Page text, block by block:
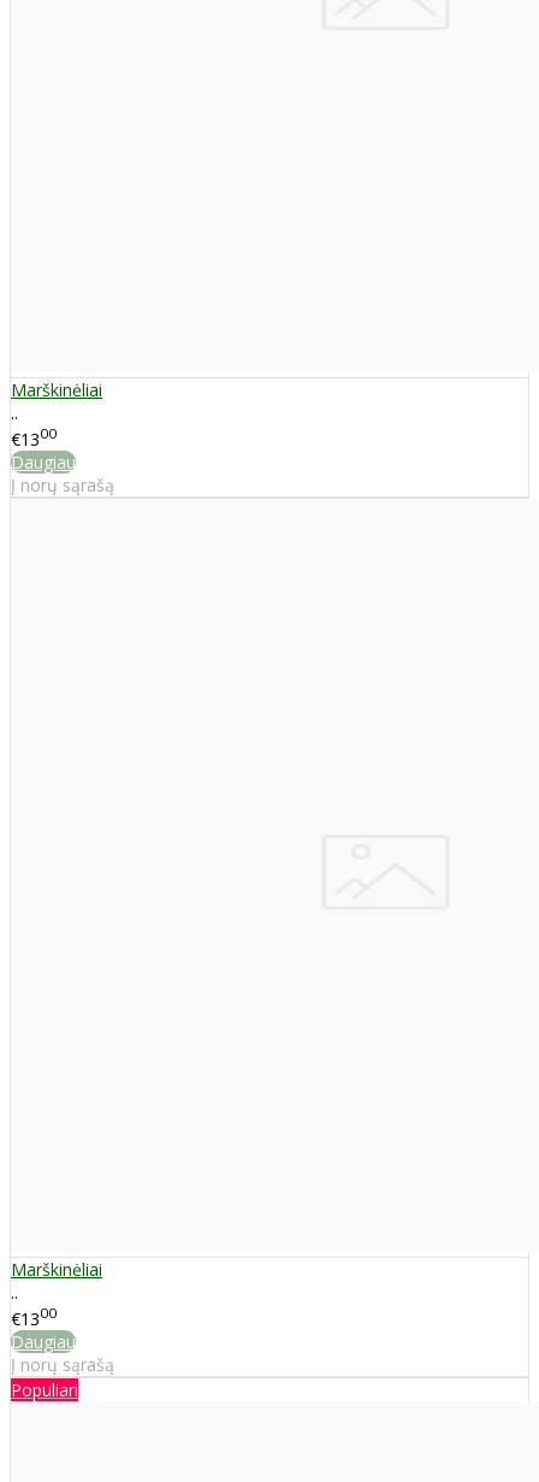
Marškinėliai
..
€1300
Daugiau
Į norų sąrašą
Marškinėliai
..
€1300
Daugiau
Į norų sąrašą
Populiari